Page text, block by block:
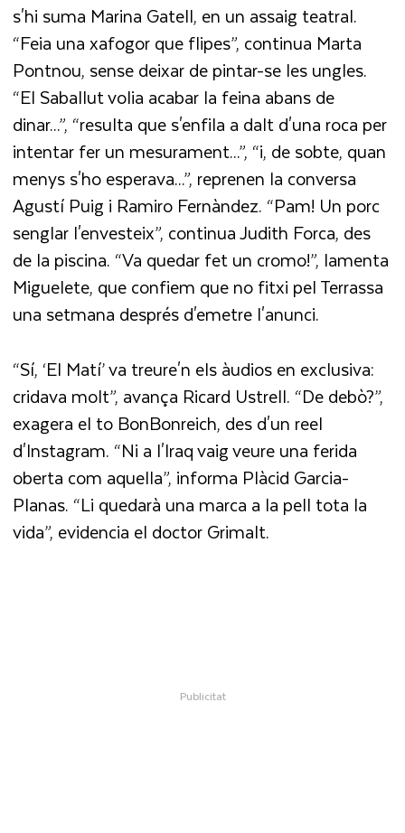
s'hi suma Marina Gatell, en un assaig teatral.
“Feia una xafogor que flipes”, continua Marta
Pontnou, sense deixar de pintar-se les ungles.
“El Saballut volia acabar la feina abans de
dinar...”, “resulta que s'enfila a dalt d'una roca per
intentar fer un mesurament...”, “i, de sobte, quan
menys s'ho esperava...”, reprenen la conversa
Agustí Puig i Ramiro Fernàndez. “Pam! Un porc
senglar l'envesteix”, continua Judith Forca, des
de la piscina. “Va quedar fet un cromo!”, lamenta
Miguelete, que confiem que no fitxi pel Terrassa
una setmana després d'emetre l'anunci.
“Sí, ‘El Matí’ va treure'n els àudios en exclusiva:
cridava molt”, avança Ricard Ustrell. “De debò?”,
exagera el to BonBonreich, des d'un reel
d'Instagram. “Ni a l'Iraq vaig veure una ferida
oberta com aquella”, informa Plàcid Garcia-
Planas. “Li quedarà una marca a la pell tota la
vida”, evidencia el doctor Grimalt.